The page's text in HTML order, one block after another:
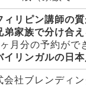
ィリピン講師の
弟家族で分け合え
ヶ月分の予約がで
イリンガルの日
会社ブレンディ